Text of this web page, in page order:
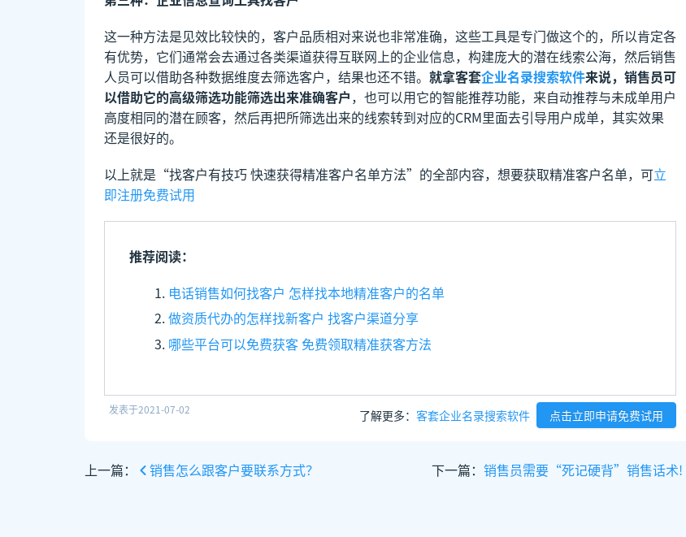
这一种方法是见效比较快的，客户品质相对来说也非常准确，这些工具是专门做这个的，所以肯定各
有优势，它们通常会去通过各类渠道获得互联网上的企业信息，构建庞大的潜在线索公海，然后销售
人员可以借助各种数据维度去筛选客户，结果也还不错。 就拿客套企业名录搜索软件来说，销售员可
以借助它的高级筛选功能筛选出来准确客户，也可以用它的智能推荐功能，来自动推荐与未成单用户
高度相同的潜在顾客，然后再把所筛选出来的线索转到对应的CRM里面去引导用户成单，其实效果
还是很好的。
以上就是“找客户有技巧 快速获得精准客户名单方法”的全部内容，想要获取精准客户名单，可立
即注册免费试用
推荐阅读：
电话销售如何找客户 怎样找本地精准客户的名单
做资质代办的怎样找新客户 找客户渠道分享
哪些平台可以免费获客 免费领取精准获客方法
发表于2021-07-02 了解更多： 客套企业名录搜索软件 点击立即申请免费试用
上一篇： 销售怎么跟客户要联系方式？ 下一篇： 销售员需要“死记硬背”销售话术!